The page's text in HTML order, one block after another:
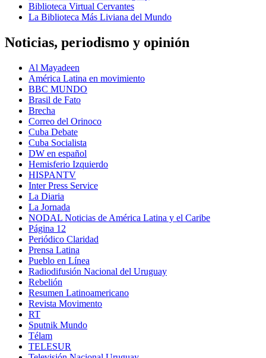
Biblioteca Virtual Cervantes
La Biblioteca Más Liviana del Mundo
Noticias, periodismo y opinión
Al Mayadeen
América Latina en movimiento
BBC MUNDO
Brasil de Fato
Brecha
Correo del Orinoco
Cuba Debate
Cuba Socialista
DW en español
Hemisferio Izquierdo
HISPANTV
Inter Press Service
La Diaria
La Jornada
NODAL Noticias de América Latina y el Caribe
Página 12
Periódico Claridad
Prensa Latina
Pueblo en Línea
Radiodifusión Nacional del Uruguay
Rebelión
Resumen Latinoamericano
Revista Movimento
RT
Sputnik Mundo
Télam
TELESUR